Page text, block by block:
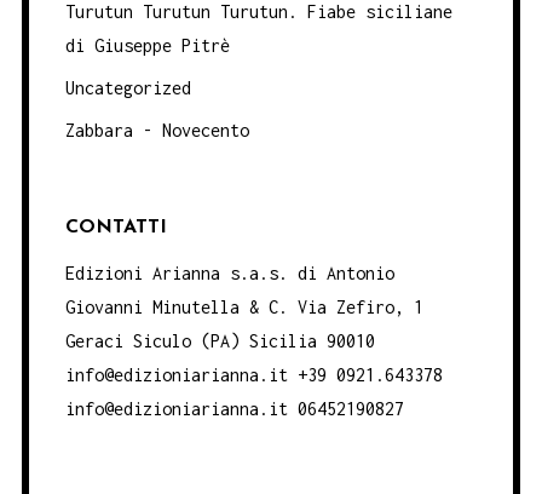
Turutun Turutun Turutun. Fiabe siciliane
di Giuseppe Pitrè
Uncategorized
Zabbara - Novecento
CONTATTI
Edizioni Arianna s.a.s. di Antonio
Giovanni Minutella & C. Via Zefiro, 1
Geraci Siculo (PA) Sicilia 90010
info@edizioniarianna.it +39 0921.643378
info@edizioniarianna.it 06452190827